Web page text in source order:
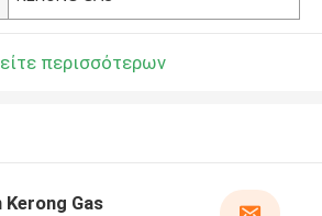
περισσότερων
Kerong Gas